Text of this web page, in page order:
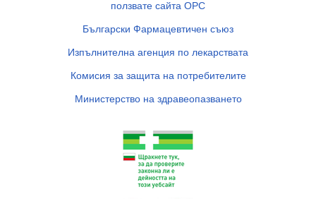
ползвате сайта ОРС
Български Фармацевтичен съюз
Изпълнителна агенция по лекарствата
Комисия за защита на потребителите
Министерство на здравеопазването